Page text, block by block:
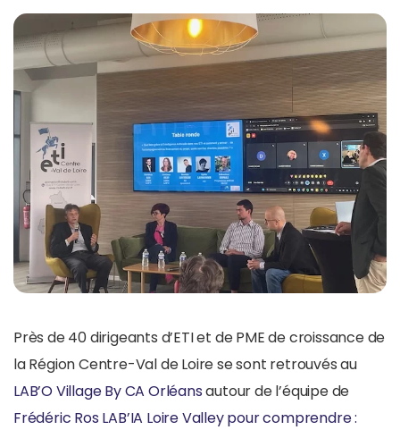
Près de 40 dirigeants d’ETI et de PME de croissance de
la Région Centre-Val de Loire se sont retrouvés au
LAB’O Village By CA Orléansautour de l’équipe de
Frédéric Ros LAB’IA Loire Valley pour comprendre :